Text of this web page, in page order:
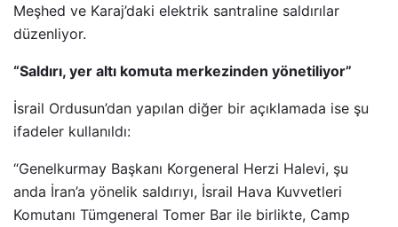
Meşhed ve Karaj’daki elektrik santraline saldırılar
düzenliyor.
“Saldırı, yer altı komuta merkezinden yönetiliyor”
İsrail Ordusun’dan yapılan diğer bir açıklamada ise şu
ifadeler kullanıldı:
“Genelkurmay Başkanı Korgeneral Herzi Halevi, şu
anda İran’a yönelik saldırıyı, İsrail Hava Kuvvetleri
Komutanı Tümgeneral Tomer Bar ile birlikte, Camp